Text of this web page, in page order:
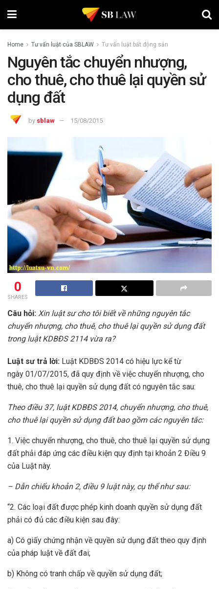
Home Tư vấn luật của SBLAW Tư vấn luật bất động sản
Nguyên tắc chuyển nhượng,
cho thuê, cho thuê lại quyền sử
dụng đất
by sblaw 15/08/2015
0
SHARES
Câu hỏi: Xin luật sư cho tôi biết về những nguyên tắc
chuyển nhượng, cho thuê, cho thuê lại quyền sử dụng đất
trong luật KDBĐS 2114 vừa ra?
Luật sư trả lời: Luật KDBĐS 2014 có hiệu lực kể từ
ngày 01/07/2015, đã quy định về việc chuyển nhượng, cho
thuê, cho thuê lại quyền sử dụng đất có nguyên tắc sau:
Theo điều 37, luật KDBĐS 2014, chuyển nhượng, cho thuê,
cho thuê lại quyền sử dụng đất bao gồm các nguyên tắc:
1. Việc chuyển nhượng, cho thuê, cho thuê lại quyền sử dụng
đất phải đáp ứng các điều kiện quy định tại khoản 2 Điều 9
của Luật này.
– Dẫn chiếu khoản 2, điều 9 luật này, cụ thể như sau:
“2. Các loại đất được phép kinh doanh quyền sử dụng đất
phải có đủ các điều kiện sau đây:
a) Có giấy chứng nhận về quyền sử dụng đất theo quy định
của pháp luật về đất đai;
b) Không có tranh chấp về quyền sử dụng đất;